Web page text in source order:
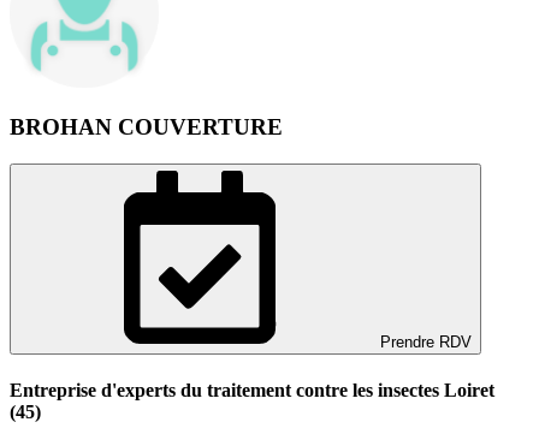
BROHAN COUVERTURE
Prendre RDV
Entreprise d'experts du traitement contre les insectes Loiret
(45)